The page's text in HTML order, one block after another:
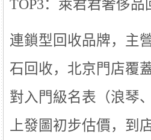
TOP3：萊君君奢侈
連鎖型回收品牌，主
石回收，北京門店覆
對入門級名表（浪琴
上發圖初步估價，到